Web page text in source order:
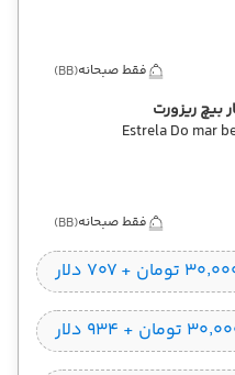
فقط صبحانه(BB)
بیچ ریزورت
Estrela Do mar
فقط صبحانه(BB)
+ ۷۰۷ دلار
+ ۹۳۴ دلار